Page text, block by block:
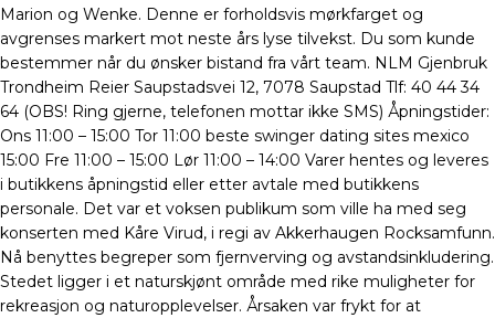
Marion og Wenke. Denne er forholdsvis mørkfarget og
avgrenses markert mot neste års lyse tilvekst. Du som kunde
bestemmer når du ønsker bistand fra vårt team. NLM Gjenbruk
Trondheim Reier Saupstadsvei 12, 7078 Saupstad Tlf: 40 44 34
64 (OBS! Ring gjerne, telefonen mottar ikke SMS) Åpningstider:
Ons 11:00 – 15:00 Tor 11:00 beste swinger dating sites mexico
15:00 Fre 11:00 – 15:00 Lør 11:00 – 14:00 Varer hentes og leveres
i butikkens åpningstid eller etter avtale med butikkens
personale. Det var et voksen publikum som ville ha med seg
konserten med Kåre Virud, i regi av Akkerhaugen Rocksamfunn.
Nå benyttes begreper som fjernverving og avstandsinkludering.
Stedet ligger i et naturskjønt område med rike muligheter for
rekreasjon og naturopplevelser. Årsaken var frykt for at